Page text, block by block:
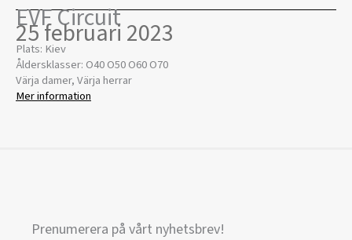
EVF Circuit
25 februari 2023
Plats: Kiev
Åldersklasser: O40 O50 O60 O70
Värja damer, Värja herrar
Mer information
Prenumerera på vårt nyhetsbrev!